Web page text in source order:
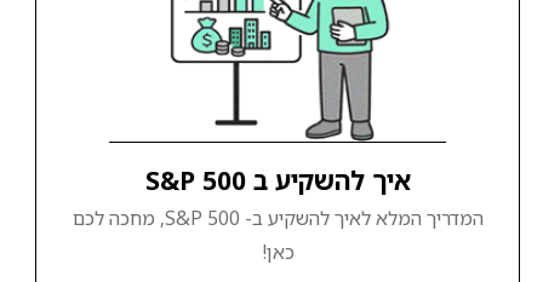
איך להשקיע ב S&P 500
המדריך המלא לאיך להשקיע ב- S&P 500, מחכה לכם
כאן!